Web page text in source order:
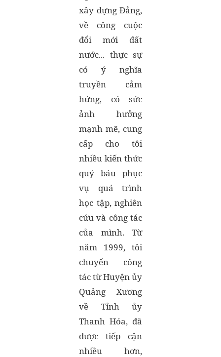
xây dựng Đảng,
về công cuộc
đổi mới đất
nước... thực sự
có ý nghĩa
truyền cảm
hứng, có sức
ảnh hưởng
mạnh mẽ, cung
cấp cho tôi
nhiều kiến thức
quý báu phục
vụ quá trình
học tập, nghiên
cứu và công tác
của mình. Từ
năm 1999, tôi
chuyển công
tác từ Huyện ủy
Quảng Xương
về Tỉnh ủy
Thanh Hóa, đã
được tiếp cận
nhiều hơn,